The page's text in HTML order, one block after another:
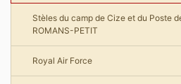
Stèles du camp de Cize et du Poste
ROMANS-PETIT
Royal Air Force